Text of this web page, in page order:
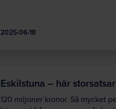
2025-06-18
Eskilstuna – här
120 miljoner kronor. Så mycket